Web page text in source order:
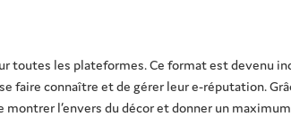
toutes les plateformes. Ce format est devenu
faire connaître et de gérer leur e-réputation.
l’envers du décor et donner un